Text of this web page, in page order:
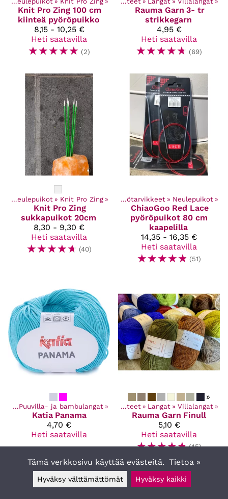
Knit Pro Zing 100 cm
kiinteä pyöröpuikko
8,15 - 10,25 €
Heti saatavilla
☆☆☆☆☆ (2)
Rauma Garn 3- tr
strikkegarn
4,95 €
Heti saatavilla
☆☆☆☆☆ (69)
Neulepuikot ‪» Knit Pro Zing ‪»
Knit Pro Zing
sukkapuikot 20cm
8,30 - 9,30 €
Heti saatavilla
☆☆☆☆☆ (40)
Kaikki tuotteet ‪» Käsityötarvikkeet ‪» Neulepuikot ‪»
ChiaoGoo Red Lace
pyöröpuikot 80 cm
kaapelilla
14,35 - 16,35 €
Heti saatavilla
☆☆☆☆☆ (51)
‪» Puuvilla- ja bambulangat ‪»
Katia Panama
4,70 €
Heti saatavilla
»
Kaikki tuotteet ‪» Langat ‪» Villalangat ‪»
Rauma Garn Finull
5,10 €
Heti saatavilla
☆☆☆☆☆ (45)
Tämä verkkosivu käyttää evästeitä. Tietoa »
Hyväksy välttämättömät Hyväksy kaikki